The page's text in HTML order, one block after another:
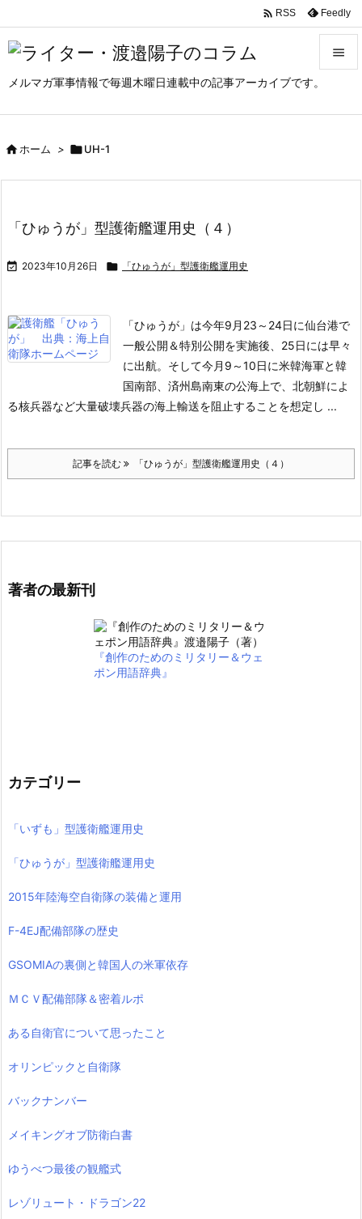
メルマガ軍事情報で毎週木曜日連載中の記事アーカイブです。

 RSS Feedly
ホーム > UH-1
「ひゅうが」型護衛艦運用史（４）
 2023年10月26日  「ひゅうが」型護衛艦運用史
「ひゅうが」は今年9月23～24日に仙台港で
一般公開＆特別公開を実施後、25日には早々
に出航。そして今月9～10日に米韓海軍と韓
国南部、済州島南東の公海上で、北朝鮮によ
る核兵器など大量破壊兵器の海上輸送を阻止することを想定し ...
記事を読む 「ひゅうが」型護衛艦運用史（４）
著者の最新刊
『創作のためのミリタリー＆ウェ
ポン用語辞典』
カテゴリー
「いずも」型護衛艦運用史
「ひゅうが」型護衛艦運用史
2015年陸海空自衛隊の装備と運用
F-4EJ配備部隊の歴史
GSOMIAの裏側と韓国人の米軍依存
ＭＣＶ配備部隊＆密着ルポ
ある自衛官について思ったこと
オリンピックと自衛隊
バックナンバー
メイキングオブ防衛白書
ゆうべつ最後の観艦式
レゾリュート・ドラゴン22